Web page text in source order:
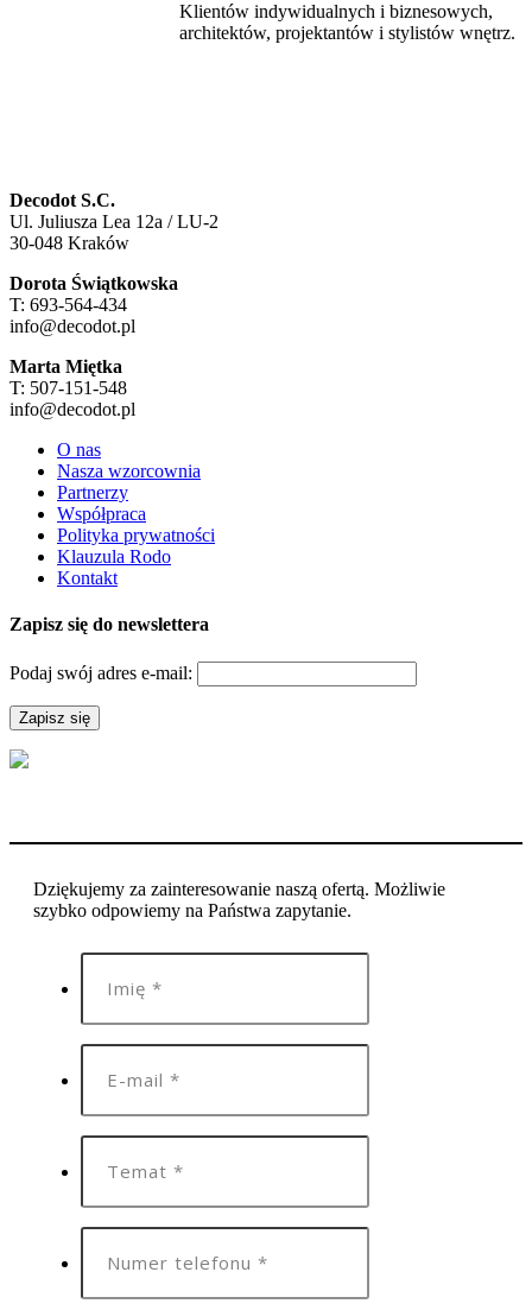
Klientów indywidualnych i biznesowych,
architektów, projektantów i stylistów wnętrz.
Decodot S.C.
Ul. Juliusza Lea 12a / LU-2
30-048 Kraków
Dorota Świątkowska
T: 693-564-434
info@decodot.pl
Marta Miętka
T: 507-151-548
info@decodot.pl
O nas
Nasza wzorcownia
Partnerzy
Współpraca
Polityka prywatności
Klauzula Rodo
Kontakt
Zapisz się do newslettera
Podaj swój adres e-mail:
Dziękujemy za zainteresowanie naszą ofertą. Możliwie
szybko odpowiemy na Państwa zapytanie.